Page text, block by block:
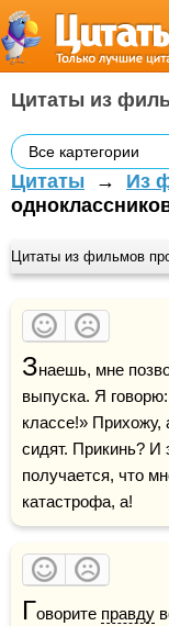
Цитаты из
Все картегории
Цитаты → Из
Цитаты из фильмов
Знаешь, мне
выпуска. Я
классе!»
сидят. Прикинь? И
получается, что
катастрофа, а!
Говорите правду